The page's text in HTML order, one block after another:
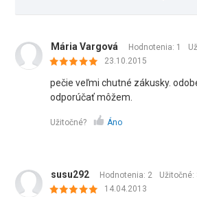
Mária Vargová Hodnotenia: 1
23.10.2015
pečie veľmi chutné zákusky.
odporúčať môžem.
Užitočné? Áno
susu292 Hodnotenia: 2 Užitočné:
14.04.2013